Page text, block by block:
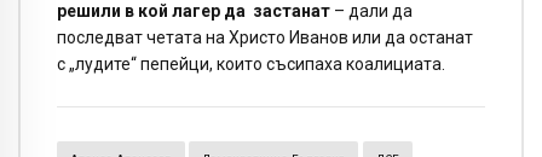
решили в кой лагер да застанат – дали да
последват четата на Христо Иванов или да останат
с „лудите“ пепейци, които съсипаха коалициата.